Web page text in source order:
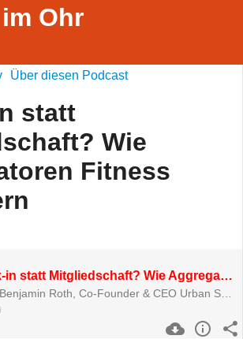
Ohr
Über diesen Podcast
statt
Wie
Fitness
Check-in statt Mitgliedschaft? Wie Aggregatoren Fitness verändern